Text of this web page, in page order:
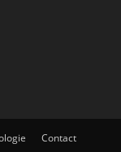
Contact